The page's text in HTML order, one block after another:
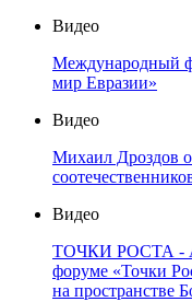
Видео
Международный
мир Евразии»
Видео
Михаил Дроздов
Видео
ТОЧКИ РОСТА -
форуме «Точки
на пространстве